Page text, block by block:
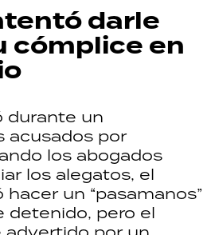
darle
cómplice en
durante un
acusados por
los abogados
los alegatos, el
un “pasamanos”
detenido, pero el